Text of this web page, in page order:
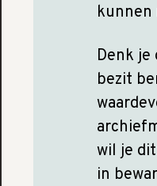
kunnen
Denk
bezit
wil je
in